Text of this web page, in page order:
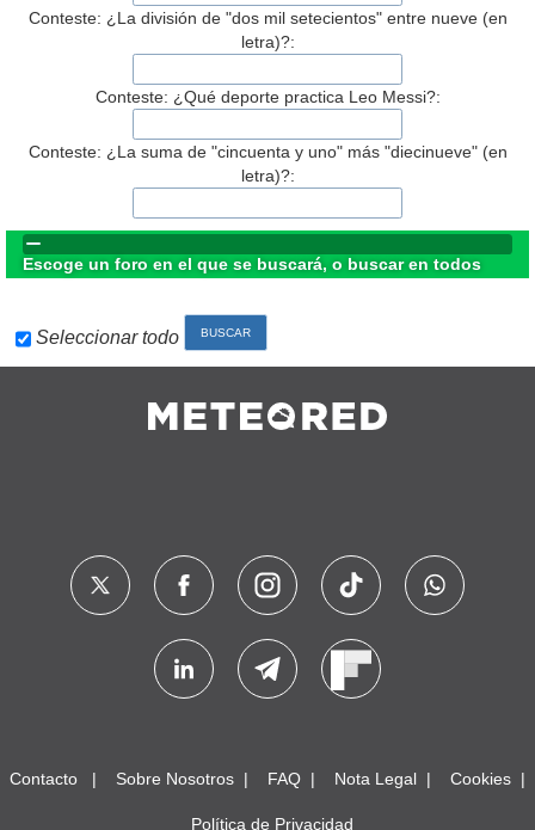
Conteste: ¿La división de "dos mil setecientos" entre nueve (en
letra)?:
Conteste: ¿Qué deporte practica Leo Messi?:
Conteste: ¿La suma de "cincuenta y uno" más "diecinueve" (en
letra)?:
Escoge un foro en el que se buscará, o buscar en todos
Seleccionar todo
Contacto Sobre Nosotros FAQ Nota Legal Cookies
Política de Privacidad